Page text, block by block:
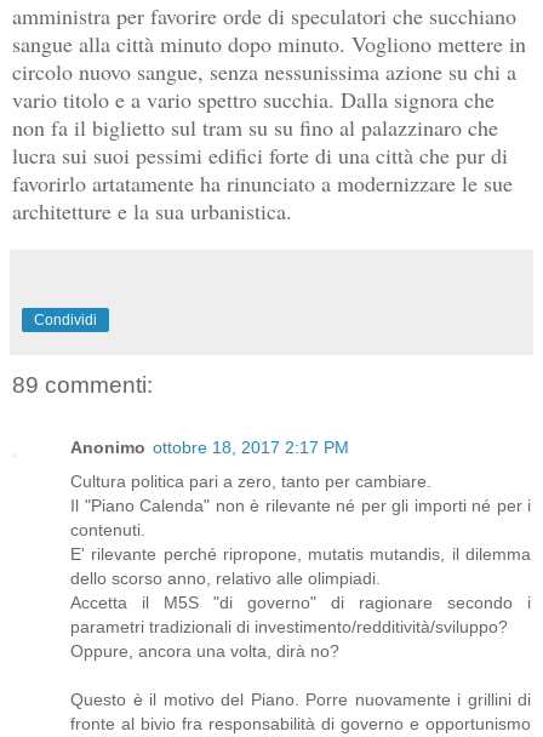
amministra per favorire orde di speculatori che succhiano
sangue alla città minuto dopo minuto. Vogliono mettere in
circolo nuovo sangue, senza nessunissima azione su chi a
vario titolo e a vario spettro succhia. Dalla signora che
non fa il biglietto sul tram su su fino al palazzinaro che
lucra sui suoi pessimi edifici forte di una città che pur di
favorirlo artatamente ha rinunciato a modernizzare le sue
architetture e la sua urbanistica.
Condividi
89 commenti:
Anonimo ottobre 18, 2017 2:17 PM
Cultura politica pari a zero, tanto per cambiare.
Il "Piano Calenda" non è rilevante né per gli importi né per i
contenuti.
E' rilevante perché ripropone, mutatis mutandis, il dilemma
dello scorso anno, relativo alle olimpiadi.
Accetta il M5S "di governo" di ragionare secondo i
parametri tradizionali di investimento/redditività/sviluppo?
Oppure, ancora una volta, dirà no?
Questo è il motivo del Piano. Porre nuovamente i grillini di
fronte al bivio fra responsabilità di governo e opportunismo